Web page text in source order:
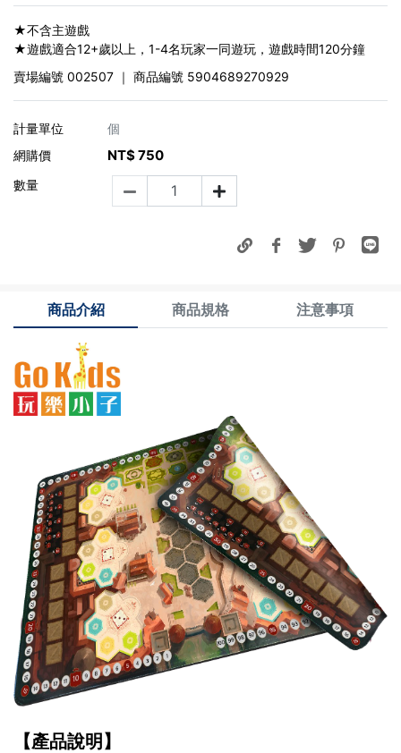
★不含主遊戲
★遊戲適合12+歲以上，1-4名玩家一同遊玩，遊戲時間120分鐘
賣場編號 002507 ｜ 商品編號 5904689270929
計量單位
個
網購價
NT$750
數量
商品介紹 商品規格 注意事項
【產品說明】